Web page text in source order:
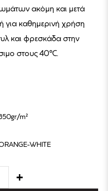
ακόμη και μετά
για καθημερινή χρήση
και φρεσκάδα στην
στους 40°C.
m²
WHITE